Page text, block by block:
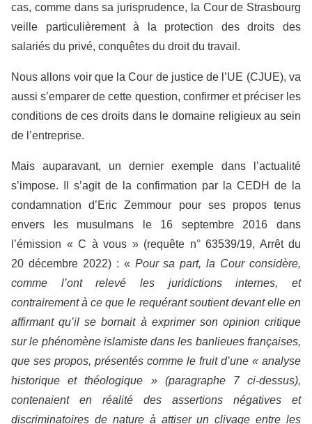
cas, comme dans sa jurisprudence, la Cour de Strasbourg
veille particulièrement à la protection des droits des
salariés du privé, conquêtes du droit du travail.
Nous allons voir que la Cour de justice de l’UE (CJUE), va
aussi s’emparer de cette question, confirmer et préciser les
conditions de ces droits dans le domaine religieux au sein
de l’entreprise.
Mais auparavant, un dernier exemple dans l’actualité
s’impose. Il s’agit de la confirmation par la CEDH de la
condamnation d’Eric Zemmour pour ses propos tenus
envers les musulmans le 16 septembre 2016 dans
l’émission « C à vous » (requête n° 63539/19, Arrêt du
20 décembre 2022) : « Pour sa part, la Cour considère,
comme l’ont relevé les juridictions internes, et
contrairement à ce que le requérant soutient devant elle en
affirmant qu’il se bornait à exprimer son opinion critique
sur le phénomène islamiste dans les banlieues françaises,
que ses propos, présentés comme le fruit d’une « analyse
historique et théologique » (paragraphe 7 ci‑dessus),
contenaient en réalité des assertions négatives et
discriminatoires de nature à attiser un clivage entre les